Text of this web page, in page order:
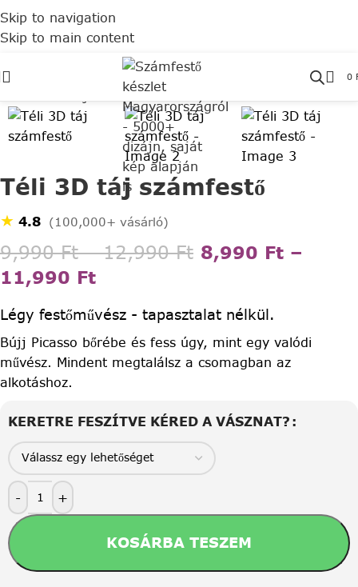
Skip to navigation
Skip to main content
0
Click to enlarge
Téli 3D táj számfestő
★ 4.8 (100,000+ vásárló)
9,990Ft – 12,990Ft 8,990 Ft –
11,990 Ft
Légy festőművész - tapasztalat nélkül.
Bújj Picasso bőrébe és fess úgy, mint egy valódi
művész. Mindent megtalálsz a csomagban az
alkotáshoz.
KERETRE FESZÍTVE KÉRED A VÁSZNAT?
- +
KOSÁRBA TESZEM